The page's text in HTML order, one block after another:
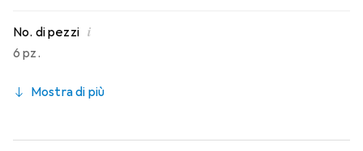
No. di pezzi i
6 pz.
Mostra di più